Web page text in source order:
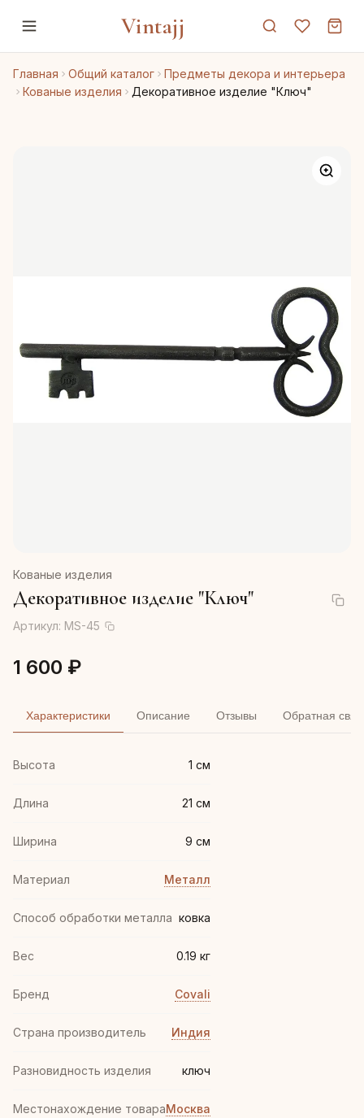
Vintajj
Главная Общий каталог
Предметы декора и интерьера
Кованые изделия
Декоративное изделие "Ключ"
Кованые изделия
Декоративное изделие "Ключ"
Артикул: MS-45
1 600 ₽
Характеристики Описание Отзывы Обратная
Высота 1 см
Длина 21 см
Ширина 9 см
Материал Металл
Способ обработки металла ковка
Вес 0.19 кг
Бренд Covali
Страна производитель Индия
Разновидность изделия ключ
Местонахождение товараМосква